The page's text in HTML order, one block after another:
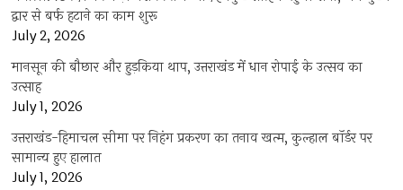
द्वार से बर्फ हटाने का काम शुरू
July 2, 2026
मानसून की बौछार और हुड़किया थाप, उत्तराखंड में धान रोपाई के उत्सव का
उत्साह
July 1, 2026
उत्तराखंड-हिमाचल सीमा पर निहंग प्रकरण का तनाव खत्म, कुल्हाल बॉर्डर पर
सामान्य हुए हालात
July 1, 2026